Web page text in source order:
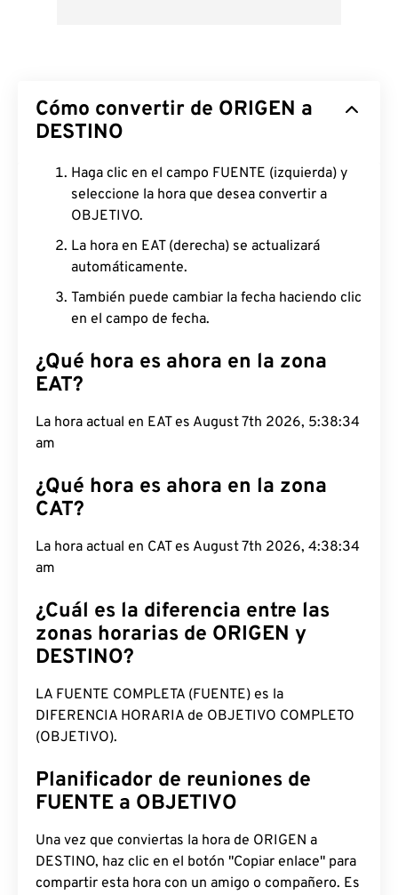
Cómo convertir de ORIGEN a
DESTINO
Haga clic en el campo FUENTE (izquierda) y
seleccione la hora que desea convertir a
OBJETIVO.
La hora en EAT (derecha) se actualizará
automáticamente.
También puede cambiar la fecha haciendo clic
en el campo de fecha.
¿Qué hora es ahora en la zona
EAT?
La hora actual en EAT es August 7th 2026, 5:38:35
am
¿Qué hora es ahora en la zona
CAT?
La hora actual en CAT es August 7th 2026, 4:38:35
am
¿Cuál es la diferencia entre las
zonas horarias de ORIGEN y
DESTINO?
LA FUENTE COMPLETA (FUENTE) es la
DIFERENCIA HORARIA de OBJETIVO COMPLETO
(OBJETIVO).
Planificador de reuniones de
FUENTE a OBJETIVO
Una vez que conviertas la hora de ORIGEN a
DESTINO, haz clic en el botón "Copiar enlace" para
compartir esta hora con un amigo o compañero. Es